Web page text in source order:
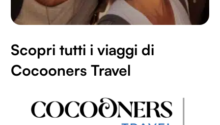
Scopri tutti i viaggi di
Cocooners Travel